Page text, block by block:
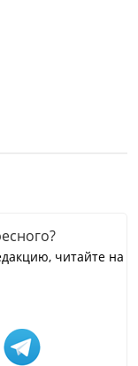
читайте на